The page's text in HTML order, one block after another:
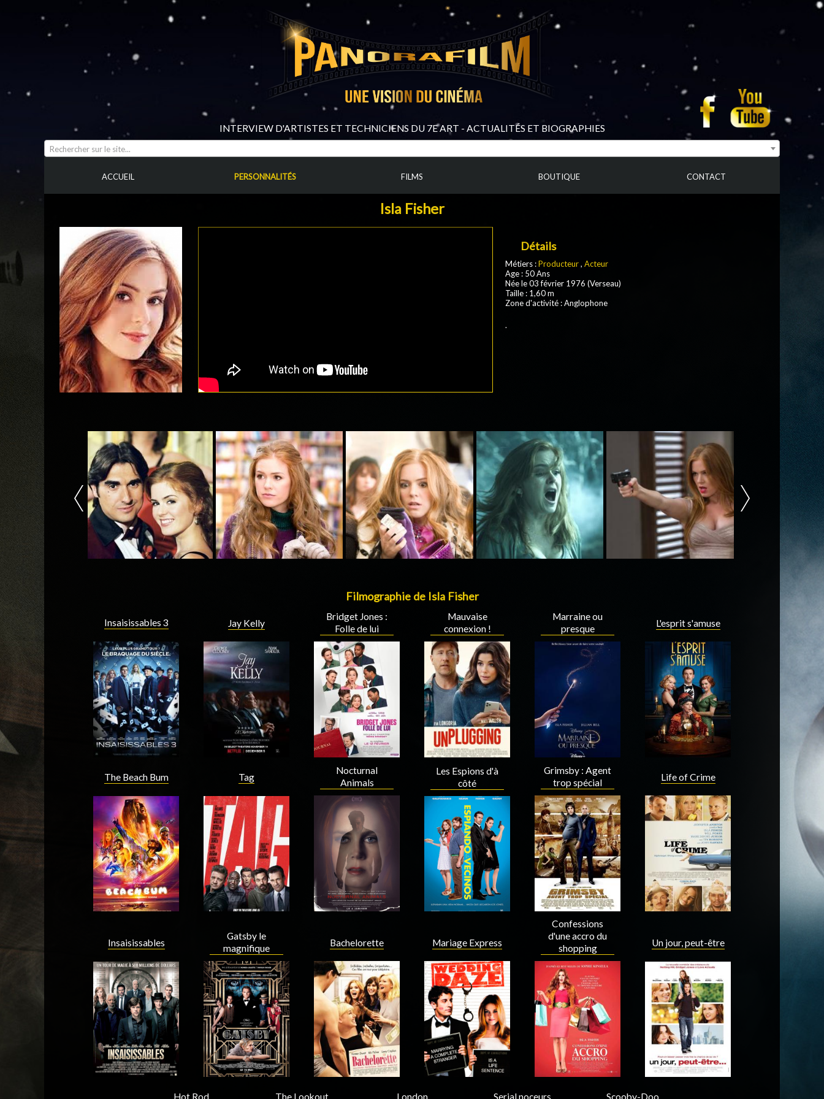
INTERVIEW D'ARTISTES ET TECHNICIENS DU 7E ART - ACTUALITÉS ET BIOGRAPHIES
Rechercher sur le site...
ACCUEIL PERSONNALITÉS FILMS BOUTIQUE CONTACT
Isla Fisher
Détails
Métiers :Producteur, Acteur
Age : 50 Ans
Née le 03 février 1976 (Verseau)
Taille : 1,60 m
Zone d'activité : Anglophone
.
Filmographie de Isla Fisher
Insaisissables 3
Acteur
Jay Kelly
Acteur
Bridget Jones :
Folle de lui
Acteur
Mauvaise
connexion !
Acteur
Marraine ou
presque
Acteur
L'esprit s'amuse
Acteur
The Beach Bum
Acteur
Tag
Acteur
Nocturnal
Animals
Acteur
Les Espions d'à
côté
Acteur
Grimsby : Agent
trop spécial
Acteur
Life of Crime
Acteur
Insaisissables
Gatsby le
magnifique
Bachelorette Mariage Express
Confessions
d'une accro du
shopping
Un jour, peut-être
Hot Rod The Lookout London Serial noceurs Scooby-Doo